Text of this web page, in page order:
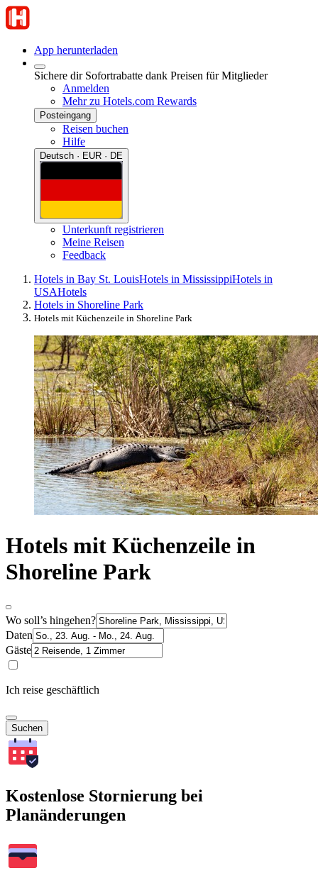
App herunterladen
Sichere dir Sofortrabatte dank Preisen für Mitglieder
Anmelden
Mehr zu Hotels.com Rewards
Posteingang
Reisen buchen
Hilfe
Deutsch · EUR · DE
Unterkunft registrieren
Meine Reisen
Feedback
Hotels in Bay St. LouisHotels in MississippiHotels in
USAHotels
Hotels in Shoreline Park
Hotels mit Küchenzeile in Shoreline Park
Hotels mit Küchenzeile in
Shoreline Park
Wo soll’s hingehen?
Daten
Gäste
Ich reise geschäftlich
Suchen
Kostenlose Stornierung bei
Planänderungen